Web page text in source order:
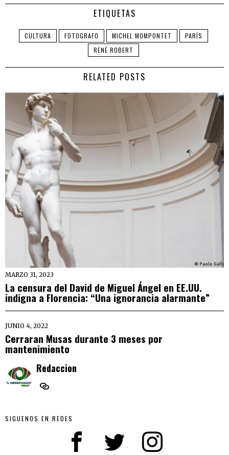
ETIQUETAS
CULTURA FOTOGRAFO MICHEL MOMPONTET
PARÍS
RENÉ ROBERT
RELATED POSTS
MARZO 31, 2023
La censura del David de Miguel Ángel en EE.UU.
indigna a Florencia: “Una ignorancia alarmante”
JUNIO 4, 2022
Cerraran Musas durante 3 meses por
mantenimiento
Redaccion
SIGUENOS EN REDES